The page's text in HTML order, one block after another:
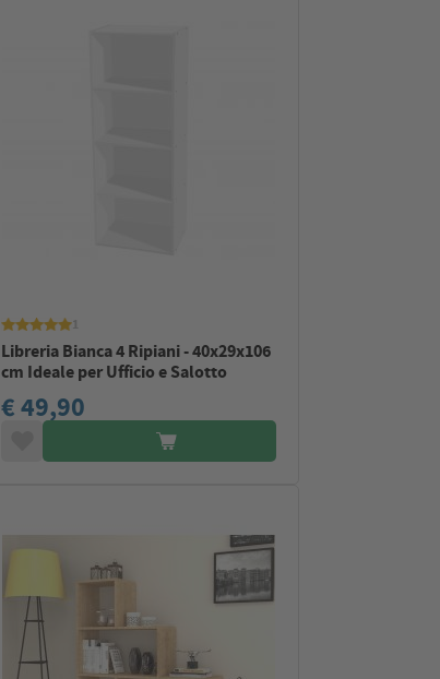
Libreria Bianca 4 Ripiani - 40x29x106
cm Ideale per Ufficio e Salotto
€ 49,90